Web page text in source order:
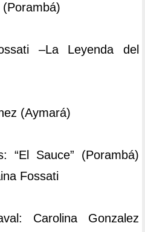
–La Leyenda del
(Aymará)
“El Sauce” (Porambá)
Fossati
Carolina Gonzalez